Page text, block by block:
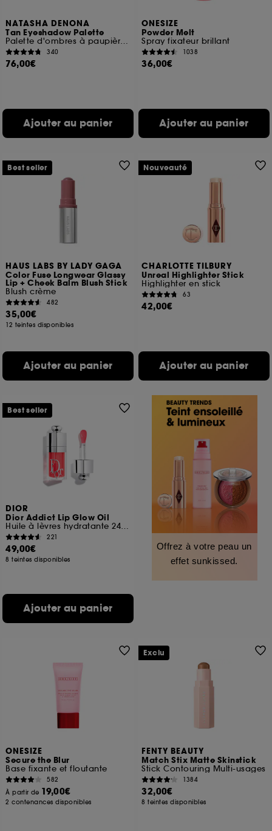
NATASHA DENONA
Tan Eyeshadow Palette
Palette d'ombres à paupières midi
340
76,00€
Ajouter au panier
ONESIZE
Powder Melt
Spray fixateur brillant
1038
36,00€
Ajouter au panier
HAUS LABS BY LADY GAGA
Color Fuse Longwear Glassy
Lip + Cheek Balm Blush Stick
Blush crème
482
35,00€
12 teintes disponibles
Ajouter au panier
Best seller
CHARLOTTE TILBURY
Unreal Highlighter Stick
Highlighter en stick
63
42,00€
Ajouter au panier
Nouveauté
DIOR
Dior Addict Lip Glow Oil
Huile à lèvres hydratante 24 h au fini ultra-brillant
221
49,00€
8 teintes disponibles
Ajouter au panier
Best seller
Offrez à votre peau un
effet sunkissed.
ONESIZE
Secure the Blur
Base fixante et floutante
582
À partir de 19,00€
2 contenances disponibles
FENTY BEAUTY
Match Stix Matte Skinstick
Stick Contouring Multi-usages
1384
32,00€
8 teintes disponibles
Exclu